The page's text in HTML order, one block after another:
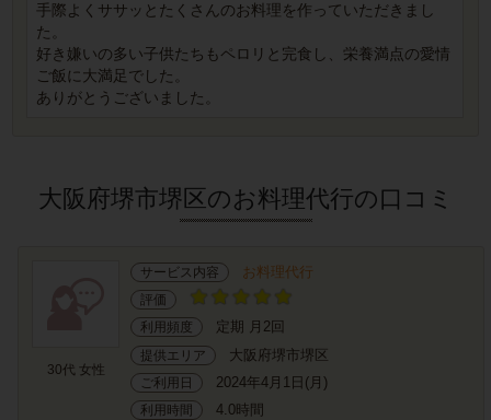
手際よくササッとたくさんのお料理を作っていただきまし
た。
好き嫌いの多い子供たちもペロリと完食し、栄養満点の愛情
ご飯に大満足でした。
ありがとうございました。
大阪府堺市堺区のお料理代行の口コミ
30代 女性
サービス内容 お料理代行
評価
利用頻度
定期 月2回
提供エリア 大阪府堺市堺区
ご利用日 2024年4月1日(月)
利用時間 4.0時間